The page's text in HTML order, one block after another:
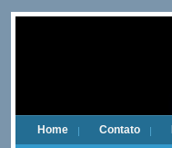
Home Contato